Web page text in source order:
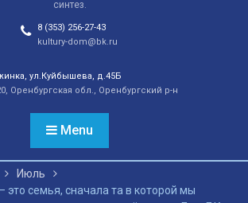
а также
культуры
вышли на
доказано большой
коллективов
и большой
школьной
синтез.
8 (353) 256-27-43
kultury-dom@bk.ru
ул.Куйбышева, д.45Б
Оренбургская обл., Оренбургский р-н
Menu
Июль
это семья, сначала та в которой мы